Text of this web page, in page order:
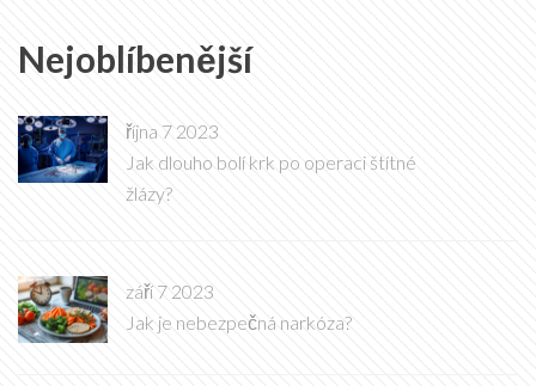
Nejoblíbenější
října 7 2023
Jak dlouho bolí krk po operaci štítné
žlázy?
září 7 2023
Jak je nebezpečná narkóza?